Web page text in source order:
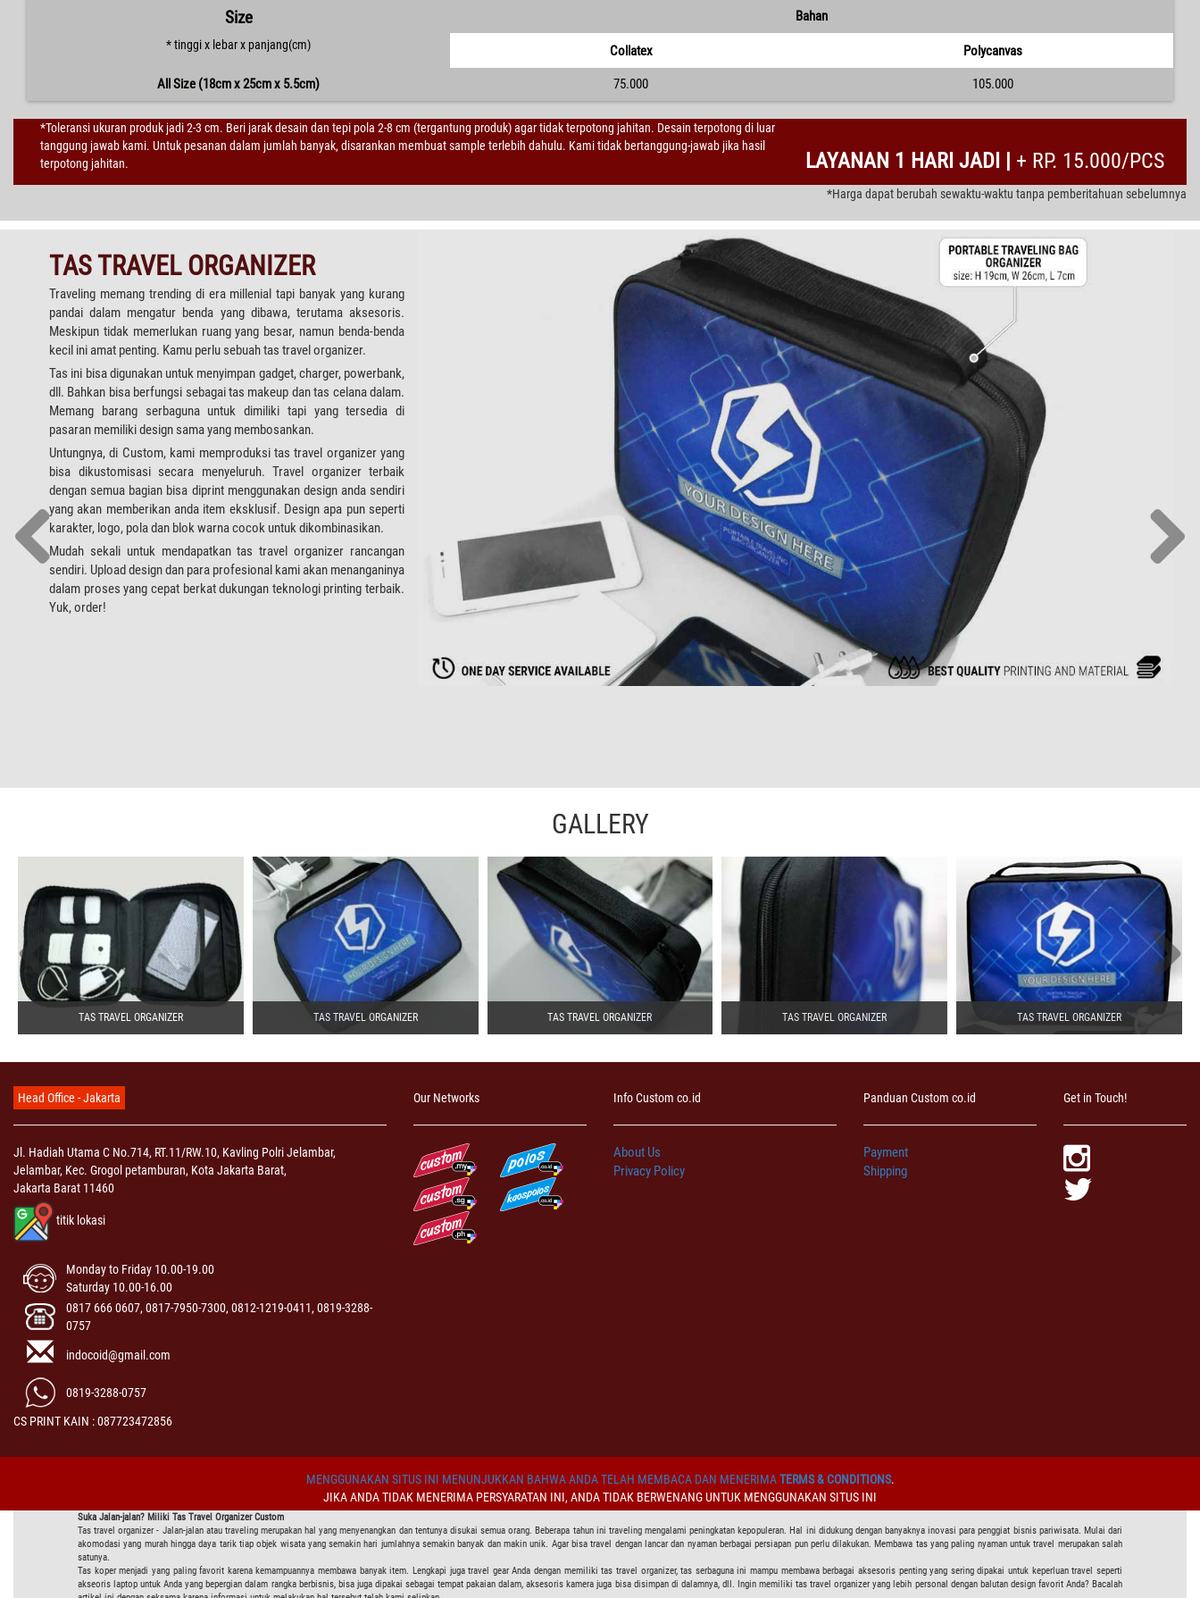
Size
* tinggi x lebar x panjang(cm)
Bahan
Collatex Polycanvas
All Size (18cm x 25cm x 5.5cm) 75.000 105.000
*Toleransi ukuran produk jadi 2-3 cm. Beri jarak desain dan tepi pola 2-8 cm (tergantung produk) agar tidak terpotong jahitan. Desain terpotong di luar
tanggung jawab kami. Untuk pesanan dalam jumlah banyak, disarankan membuat sample terlebih dahulu. Kami tidak bertanggung-jawab jika hasil
terpotong jahitan.
LAYANAN 1 HARI JADI | + RP. 15.000/PCS
*Harga dapat berubah sewaktu-waktu tanpa pemberitahuan sebelumnya
TAS TRAVEL ORGANIZER
Traveling memang trending di era millenial tapi banyak yang kurang
pandai dalam mengatur benda yang dibawa, terutama aksesoris.
Meskipun tidak memerlukan ruang yang besar, namun benda-benda
kecil ini amat penting. Kamu perlu sebuah tas travel organizer.
Tas ini bisa digunakan untuk menyimpan gadget, charger, powerbank,
dll. Bahkan bisa berfungsi sebagai tas makeup dan tas celana dalam.
Memang barang serbaguna untuk dimiliki tapi yang tersedia di
pasaran memiliki design sama yang membosankan.
Untungnya, di Custom, kami memproduksi tas travel organizer yang
bisa dikustomisasi secara menyeluruh. Travel organizer terbaik
dengan semua bagian bisa diprint menggunakan design anda sendiri
yang akan memberikan anda item eksklusif. Design apa pun seperti
karakter, logo, pola dan blok warna cocok untuk dikombinasikan.
Mudah sekali untuk mendapatkan tas travel organizer rancangan
sendiri. Upload design dan para profesional kami akan menanganinya
dalam proses yang cepat berkat dukungan teknologi printing terbaik.
Yuk, order!
GALLERY
TAS TRAVEL ORGANIZER TAS TRAVEL ORGANIZER TAS TRAVEL ORGANIZER TAS TRAVEL ORGANIZER TAS TRAVEL ORGANIZER
Head Office - Jakarta
Jl. Hadiah Utama C No.714, RT.11/RW.10, Kavling Polri Jelambar,
Jelambar, Kec. Grogol petamburan, Kota Jakarta Barat,
Jakarta Barat 11460
titik lokasi
Monday to Friday 10.00-19.00
Saturday 10.00-16.00
0817 666 0607, 0817-7950-7300, 0812-1219-0411, 0819-3288-
0757
indocoid@gmail.com
0819-3288-0757
CS PRINT KAIN : 087723472856
Our Networks Info Custom co.id
About Us
Privacy Policy
Panduan Custom co.id
Payment
Shipping
Get in Touch!
MENGGUNAKAN SITUS INI MENUNJUKKAN BAHWA ANDA TELAH MEMBACA DAN MENERIMATERMS & CONDITIONS.
JIKA ANDA TIDAK MENERIMA PERSYARATAN INI, ANDA TIDAK BERWENANG UNTUK MENGGUNAKAN SITUS INI
Suka Jalan-jalan? Miliki Tas Travel Organizer Custom
Tas travel organizer - Jalan-jalan atau traveling merupakan hal yang menyenangkan dan tentunya disukai semua orang. Beberapa tahun ini traveling mengalami peningkatan kepopuleran. Hal ini didukung dengan banyaknya inovasi para penggiat bisnis pariwisata. Mulai dari
akomodasi yang murah hingga daya tarik tiap objek wisata yang semakin hari jumlahnya semakin banyak dan makin unik. Agar bisa travel dengan lancar dan nyaman berbagai persiapan pun perlu dilakukan. Membawa tas yang paling nyaman untuk travel merupakan salah
satunya.
Tas koper menjadi yang paling favorit karena kemampuannya membawa banyak item. Lengkapi juga travel gear Anda dengan memiliki tas travel organizer, tas serbaguna ini mampu membawa berbagai aksesoris penting yang sering dipakai untuk keperluan travel seperti
akseoris laptop untuk Anda yang bepergian dalam rangka berbisnis, bisa juga dipakai sebagai tempat pakaian dalam, aksesoris kamera juga bisa disimpan di dalamnya, dll. Ingin memiliki tas travel organizer yang lebih personal dengan balutan design favorit Anda? Bacalah